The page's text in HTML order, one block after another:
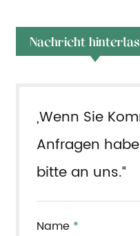
Nachricht
„Wenn Sie
Anfragen
bitte an uns.“
Name *